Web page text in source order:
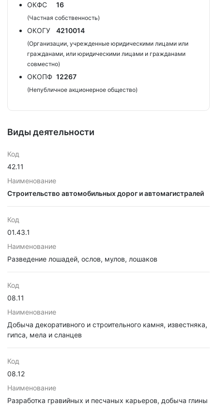
ОКФС 16
(Частная собственность)
ОКОГУ 4210014
(Организации, учрежденные юридическими лицами или
гражданами, или юридическими лицами и гражданами
совместно)
ОКОПФ 12267
(Непубличное акционерное общество)
Виды деятельности
Код
42.11
Наименование
Строительство автомобильных дорог и автомагистралей
Код
01.43.1
Наименование
Разведение лошадей, ослов, мулов, лошаков
Код
08.11
Наименование
Добыча декоративного и строительного камня, известняка,
гипса, мела и сланцев
Код
08.12
Наименование
Разработка гравийных и песчаных карьеров, добыча глины